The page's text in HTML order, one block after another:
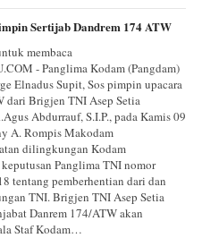
Sertijab Dandrem 174 ATW
membaca
- Panglima Kodam (Pangdam)
Elnadus Supit, Sos pimpin upacara
dari Brigjen TNI Asep Setia
Abdurrauf, S.I.P., pada Kamis 09
A. Rompis Makodam
dilingkungan Kodam
Panglima TNI nomor
tentang pemberhentian dari dan
TNI. Brigjen TNI Asep Setia
Danrem 174/ATW akan
Staf Kodam…